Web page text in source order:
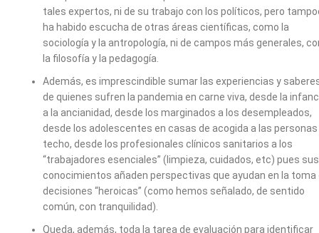
tales expertos, ni de su trabajo con los políticos, pero
ha habido escucha de otras áreas científicas, como la
sociología y la antropología, ni de campos más generales,
la filosofía y la pedagogía.
Además, es imprescindible sumar las experiencias y
de quienes sufren la pandemia en carne viva, desde la
a la ancianidad, desde los marginados a los desempleados,
desde los adolescentes en casas de acogida a las
techo, desde los profesionales clínicos sanitarios a los
“trabajadores esenciales” (limpieza, cuidados, etc) pues sus
conocimientos añaden perspectivas que ayudan en la toma
decisiones “heroicas” (como hemos señalado, de sentido
común, con tranquilidad).
Queda, además, toda la tarea de evaluación para identificar